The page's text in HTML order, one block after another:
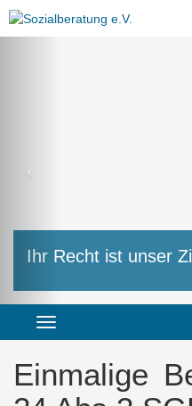
Ihr Recht ist unser
Kostenanspruch bei
kein Problem
Einmalige